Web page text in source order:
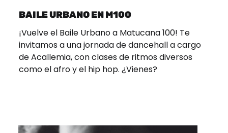
BAILE URBANO EN M100
¡Vuelve el Baile Urbano a Matucana 100! Te
invitamos a una jornada de dancehall a cargo
de Acallemia, con clases de ritmos diversos
como el afro y el hip hop. ¿Vienes?